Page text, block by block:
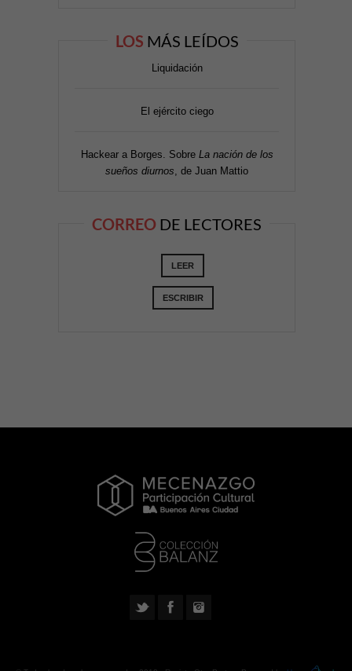
LOS MÁS LEÍDOS
Liquidación
El ejército ciego
Hackear a Borges. Sobre La nación de los
sueños diurnos , de Juan Mattio
CORREO DE LECTORES
LEER
ESCRIBIR